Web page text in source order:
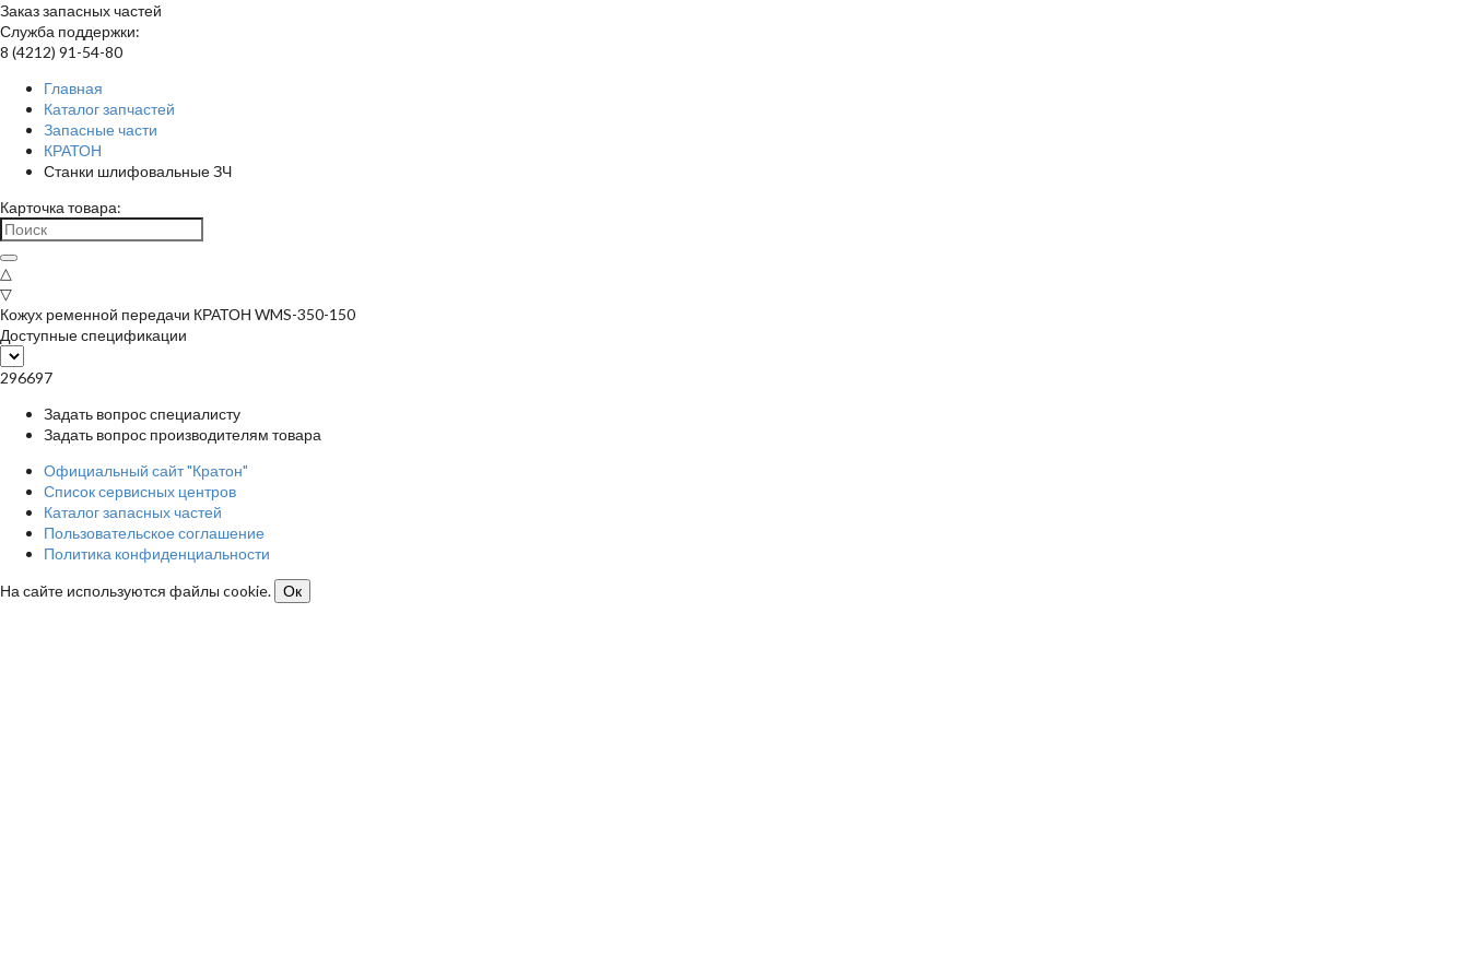
Заказ запасных частей
Служба поддержки:
8 (4212) 91-54-80
Главная
Каталог запчастей
Запасные части
КРАТОН
Станки шлифовальные ЗЧ
Карточка товара:
△
▽
Кожух ременной передачи КРАТОН WMS-350-150
Доступные спецификации
296697
Задать вопрос специалисту
Задать вопрос производителям товара
Официальный сайт "Кратон"
Список сервисных центров
Каталог запасных частей
Пользовательское соглашение
Политика конфиденциальности
На сайте используются файлы cookie.
Ок